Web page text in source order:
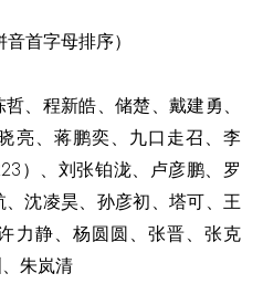
音首字母排序）
、程新皓、储楚、戴建勇、
亮、蒋鹏奕、九口走召、李
）、刘张铂泷、卢彦鹏、罗
沈凌昊、孙彦初、塔可、王
力静、杨圆圆、张晋、张克
朱岚清